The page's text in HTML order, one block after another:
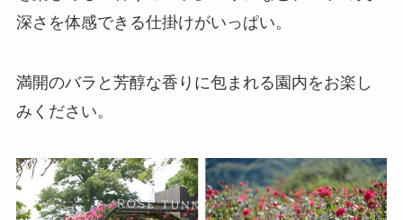
深さを体感できる仕掛けがいっぱい。
満開のバラと芳醇な香りに包まれる園内をお楽し
みください。